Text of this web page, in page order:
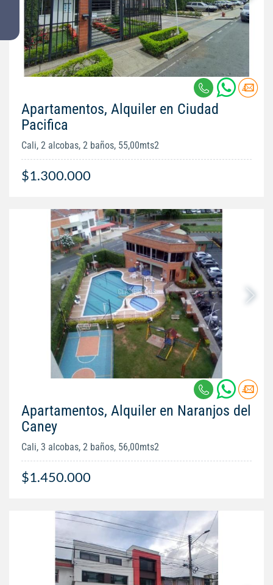
Apartamentos, Alquiler en Ciudad
Pacifica
Cali, 2 alcobas, 2 baños, 55,00mts2
$1.300.000
Apartamentos, Alquiler en Naranjos del
Caney
Cali, 3 alcobas, 2 baños, 56,00mts2
$1.450.000